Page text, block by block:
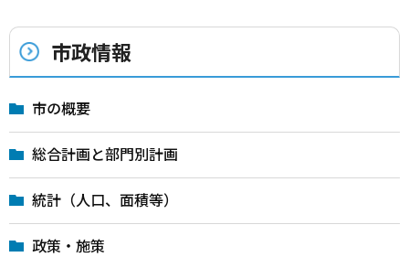
市政情報
市の概要
総合計画と部門別計画
統計（人口、面積等）
政策・施策